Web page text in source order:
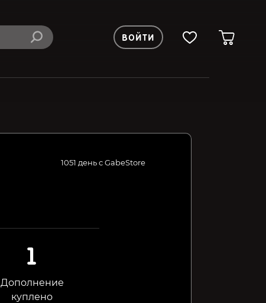
ВОЙТИ
1051 день с GabeStore
1
Дополнение
куплено